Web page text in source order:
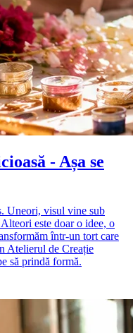
- Așa se
Uneori, visul vine sub
este doar o idee, o
într-un tort care
Atelierul de Creație
să prindă formă.